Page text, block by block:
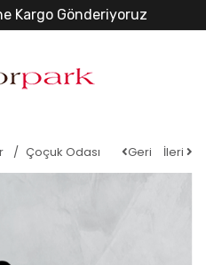
Kargo Gönderiyoruz
Çoçuk Odası Geri İleri